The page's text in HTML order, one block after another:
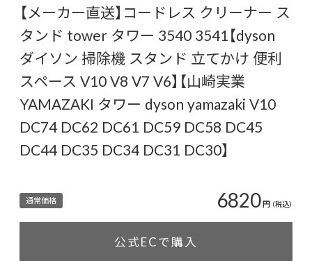
【メーカー直送】コードレス クリーナー ス
タンド tower タワー 3540 3541【dyson
ダイソン 掃除機 スタンド 立てかけ 便利
スペース V10 V8 V7 V6】【山崎実業
YAMAZAKI タワー dyson yamazaki V10
DC74 DC62 DC61 DC59 DC58 DC45
DC44 DC35 DC34 DC31 DC30】
通常価格 6820円 （税込）
公式ECで購入